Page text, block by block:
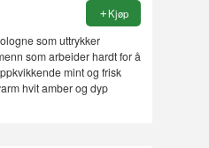
Kjøp
som uttrykker
som arbeider hardt for å
mint og frisk
hvit amber og dyp